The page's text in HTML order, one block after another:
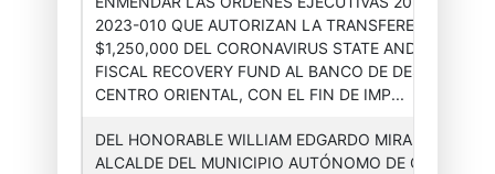
Asesor(a)
Ejecutiva
Órdenes
Ejecutivas
2024-
005
2023-010 QUE AUTORIZAN LA TRANSFERENCIA DE
$1,250,000 DEL CORONAVIRUS STATE AND LOCAL
FISCAL RECOVERY FUND AL BANCO DE DESARROLLO
CENTRO ORIENTAL, CON EL FIN DE IMP...
DEL HONORABLE WILLIAM EDGARDO MIRANDA
ALCALDE DEL MUNICIPIO AUTÓNOMO DE CAGUAS,